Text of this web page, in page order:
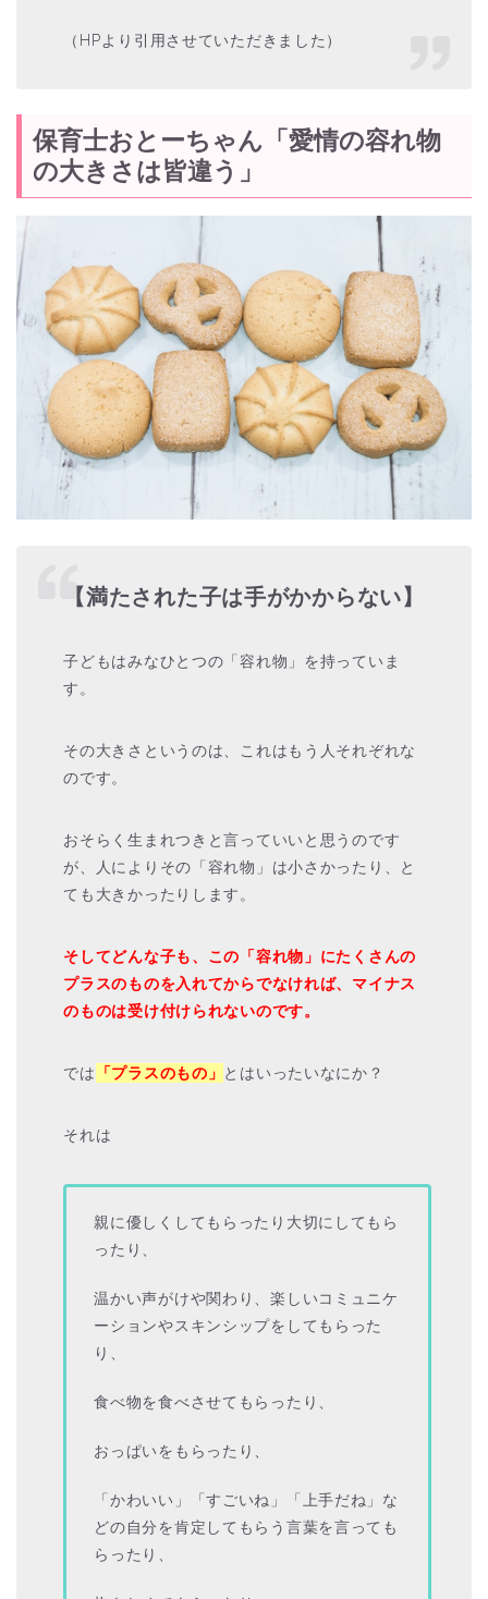
（HPより引用させていただきました）
保育士おとーちゃん「愛情の容れ物
の大きさは皆違う」
【満たされた子は手がかからない】
子どもはみなひとつの「容れ物」を持っていま
す。
その大きさというのは、これはもう人それぞれな
のです。
おそらく生まれつきと言っていいと思うのです
が、人によりその「容れ物」は小さかったり、と
ても大きかったりします。
そしてどんな子も、この「容れ物」にたくさんの
プラスのものを入れてからでなければ、マイナス
のものは受け付けられないのです。
では 「プラスのもの」 とはいったいなにか？
それは
親に優しくしてもらったり大切にしてもら
ったり、
温かい声がけや関わり、楽しいコミュニケ
ーションやスキンシップをしてもらった
り、
食べ物を食べさせてもらったり、
おっぱいをもらったり、
「かわいい」「すごいね」「上手だね」な
どの自分を肯定してもらう言葉を言っても
らったり、